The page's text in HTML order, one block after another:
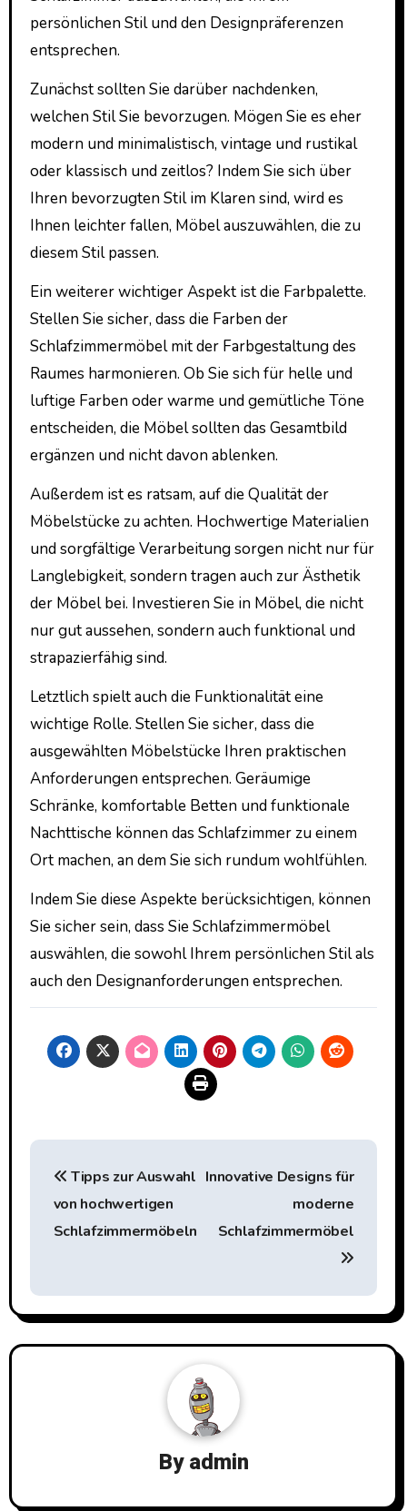
persönlichen Stil und den Designpräferenzen
entsprechen.
Zunächst sollten Sie darüber nachdenken,
welchen Stil Sie bevorzugen. Mögen Sie es eher
modern und minimalistisch, vintage und rustikal
oder klassisch und zeitlos? Indem Sie sich über
Ihren bevorzugten Stil im Klaren sind, wird es
Ihnen leichter fallen, Möbel auszuwählen, die zu
diesem Stil passen.
Ein weiterer wichtiger Aspekt ist die Farbpalette.
Stellen Sie sicher, dass die Farben der
Schlafzimmermöbel mit der Farbgestaltung des
Raumes harmonieren. Ob Sie sich für helle und
luftige Farben oder warme und gemütliche Töne
entscheiden, die Möbel sollten das Gesamtbild
ergänzen und nicht davon ablenken.
Außerdem ist es ratsam, auf die Qualität der
Möbelstücke zu achten. Hochwertige Materialien
und sorgfältige Verarbeitung sorgen nicht nur für
Langlebigkeit, sondern tragen auch zur Ästhetik
der Möbel bei. Investieren Sie in Möbel, die nicht
nur gut aussehen, sondern auch funktional und
strapazierfähig sind.
Letztlich spielt auch die Funktionalität eine
wichtige Rolle. Stellen Sie sicher, dass die
ausgewählten Möbelstücke Ihren praktischen
Anforderungen entsprechen. Geräumige
Schränke, komfortable Betten und funktionale
Nachttische können das Schlafzimmer zu einem
Ort machen, an dem Sie sich rundum wohlfühlen.
Indem Sie diese Aspekte berücksichtigen, können
Sie sicher sein, dass Sie Schlafzimmermöbel
auswählen, die sowohl Ihrem persönlichen Stil als
auch den Designanforderungen entsprechen.
Beitragsnavigation
Tipps zur Auswahl
von hochwertigen
Schlafzimmermöbeln
Innovative Designs für
moderne
Schlafzimmermöbel
Byadmin